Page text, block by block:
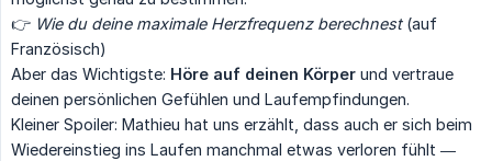
👉 Wie du deine maximale Herzfrequenz berechnest(auf
Französisch)
Aber das Wichtigste: Höre auf deinen Körper und vertraue
deinen persönlichen Gefühlen und Laufempfindungen.
Kleiner Spoiler: Mathieu hat uns erzählt, dass auch er sich beim
Wiedereinstieg ins Laufen manchmal etwas verloren fühlt —